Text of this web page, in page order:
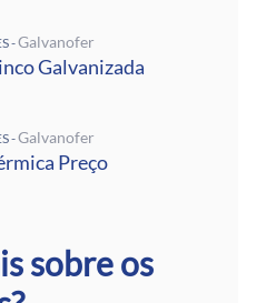
-Galvanofer
Galvanizada
-Galvanofer
Preço
sobre os